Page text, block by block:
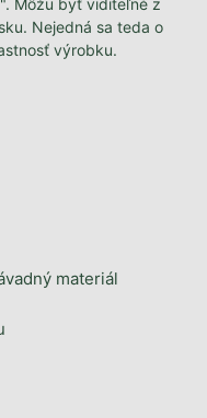
Môžu byť viditeľné z
Nejedná sa teda o
výrobku.
materiál